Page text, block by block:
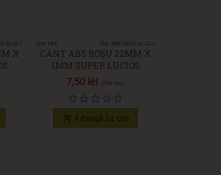
XL-43-1
X
Vedeți rapid
ID#: 694 Ref: ABS-32625-XL-22-1
CANT ABS ROȘU 22MM X
1MM SUPER LUCIOS
7,50 lei (TVA incl.)
Adaugă în coș